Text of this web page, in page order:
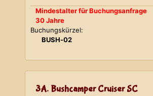
Mindestalter für Buchungsanfrage
30 Jahre
Buchungskürzel:
BUSH-02
3A. Bushcamper Cruiser SC